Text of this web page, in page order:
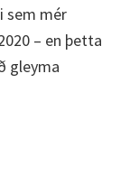
sem mér
– en þetta
gleyma